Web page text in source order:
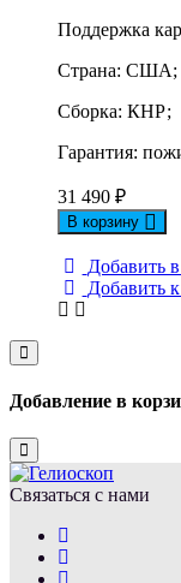
Поддержка
Страна: США;
Сборка: КНР;
Гарантия:
31 490 ₽
В корзину
Добавить
Добавить
Добавление в
Связаться с нами